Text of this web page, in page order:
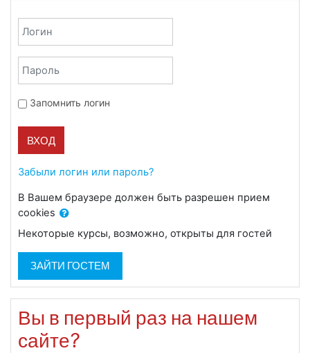
Логин
Пароль
Запомнить логин
ВХОД
Забыли логин или пароль?
В Вашем браузере должен быть разрешен прием
cookies
Некоторые курсы, возможно, открыты для гостей
ЗАЙТИ ГОСТЕМ
Вы в первый раз на нашем
сайте?